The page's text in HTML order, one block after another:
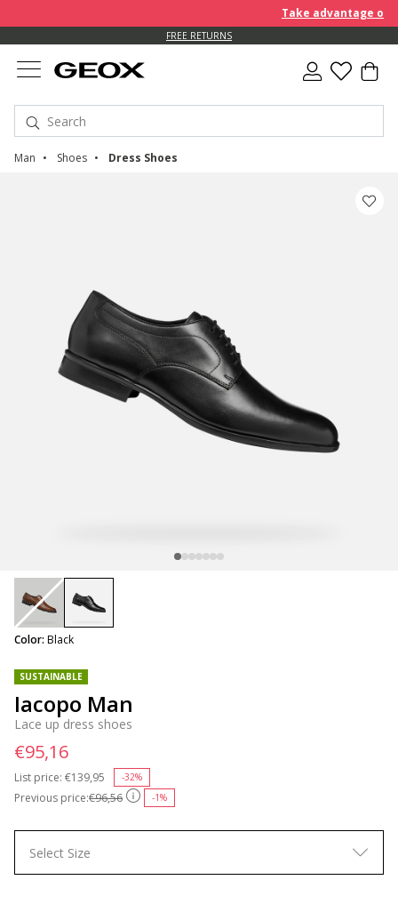
Take advantage of
FREE RETURNS
Man Shoes Dress Shoes
SUSTAINABLE
Iacopo Man
Lace up dress shoes
Previous price:€96,56 -1%
List price: Price reduced from
€139,95 -32%
€95,16
Color: Black
Select Size